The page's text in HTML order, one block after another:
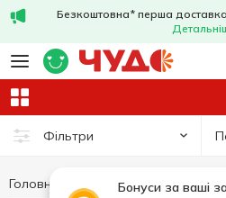
Безкоштовна* перша доставка
Фільтри
Бонуси за ваші
Головна Хобі та відпочинок